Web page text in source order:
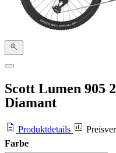
Scott Lumen 905
Diamant
Produktdetails
Farbe